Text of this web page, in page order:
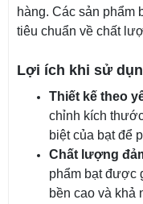
hàng. Các sản phẩm
tiêu chuẩn về chất
Lợi ích khi sử
Thiết kế theo
chỉnh kích
biệt của bạt để
Chất lượng
phẩm bạt được
bền cao và khả